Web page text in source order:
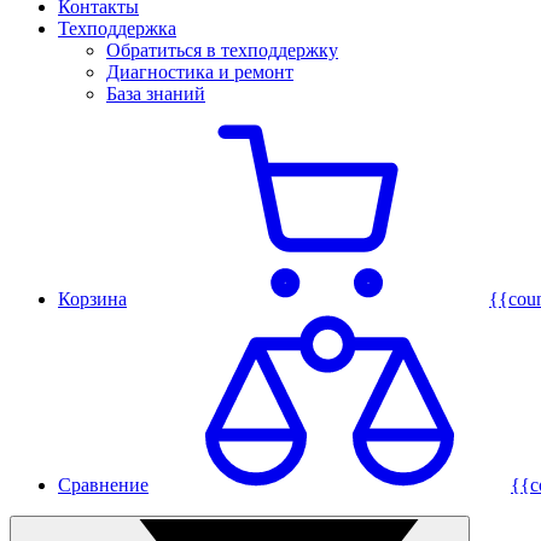
Контакты
Техподдержка
Обратиться в техподдержку
Диагностика и ремонт
База знаний
Корзина
Сравнение